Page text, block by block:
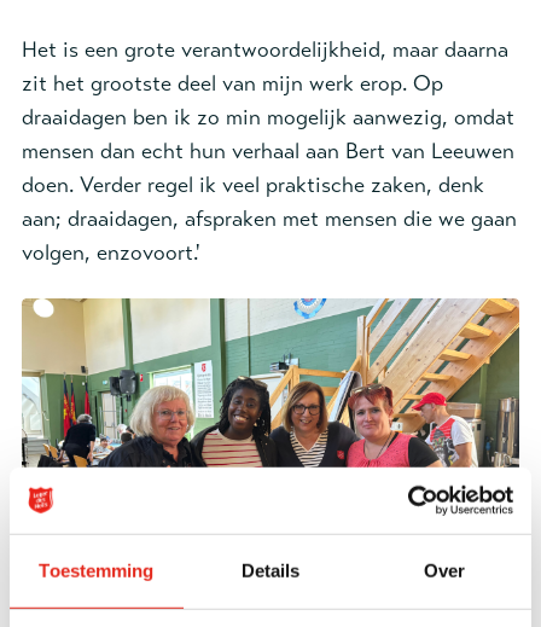
Toestemming Details Over
Het is een grote verantwoordelijkheid, maar daarna
zit het grootste deel van mijn werk erop. Op
draaidagen ben ik zo min mogelijk aanwezig, omdat
mensen dan echt hun verhaal aan Bert van Leeuwen
doen. Verder regel ik veel praktische zaken, denk
aan; draaidagen, afspraken met mensen die we gaan
volgen, enzovoort.'